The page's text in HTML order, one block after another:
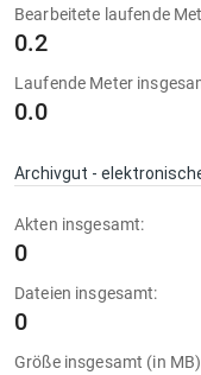
Bearbeitete laufende
0.2
Laufende Meter
0.0
Archivgut -
Akten insgesamt:
0
Dateien insgesamt:
0
Größe insgesamt (in